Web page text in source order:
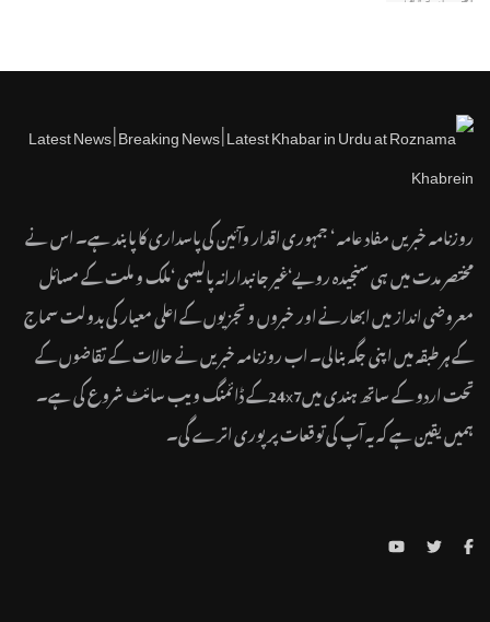
روزنامہ خبریں مفاد عامہ ‘ جمہوری اقدار وآئین کی پاسداری کا پابند ہے۔ اس نے
مختصر مدت میں ہی سنجیدہ رویے‘غیر جانبدارانہ پالیسی ‘ملک و ملت کے مسائل
معروضی انداز میں ابھارنے اور خبروں و تجزیوں کے اعلی معیار کی بدولت سماج
کے ہر طبقہ میں اپنی جگہ بنالی۔ اب روزنامہ خبریں نے حالات کے تقاضوں کے
تحت اردو کے ساتھ ہندی میں24x7کے ڈائمنگ ویب سائٹ شروع کی ہے۔
ہمیں یقین ہے کہ یہ آپ کی توقعات پر پوری اترے گی۔